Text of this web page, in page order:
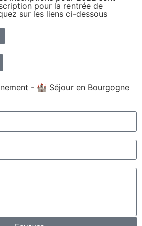
pour la rentrée de
sur les liens ci-dessous
- 🏰 Séjour en Bourgogne